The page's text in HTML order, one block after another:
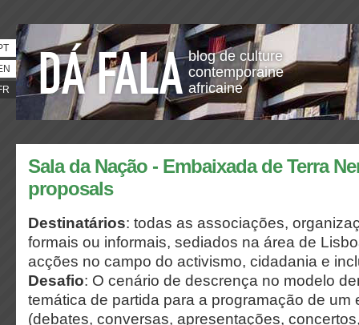
blog de culture
contemporaine
africaine
Sala da Nação - Embaixada de Terra
proposals
Destinatários: todas as associações,
formais ou informais, sediados na área de
acções no campo do activismo, cidadania e
Desafio: O cenário de descrença no modelo
temática de partida para a programação de um
(debates, conversas, apresentações,